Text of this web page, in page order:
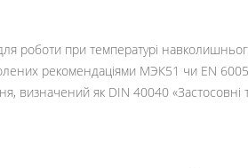
роботи при температурі
рекомендаціями МЭК51 чи EN
визначений як DIN 40040 «Застосовні